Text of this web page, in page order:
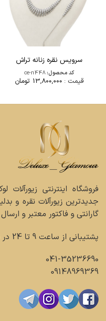
سرویس نقره زنانه تراش
کد محصول:ce-n448
قیمت : 13,800,000 تومان
فروشگاه اینترنتی زیورآلات
جدیدترین زیورآلات نقره و
گارانتی و فاکتور معتبر و
پشتیبانی از ساعت 9 تا 24 در تمام روزهای هفته :
041-35236690
09148969369